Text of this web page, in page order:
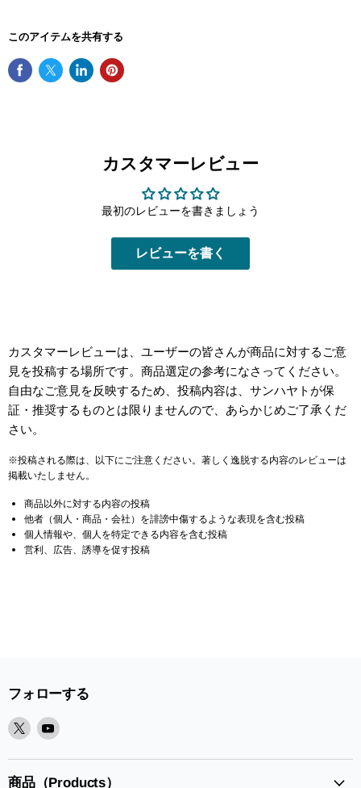
このアイテムを共有する
カスタマーレビュー
最初のレビューを書きましょう
レビューを書く
カスタマーレビューは、ユーザーの皆さんが商品に対するご意
見を投稿する場所です。商品選定の参考になさってください。
自由なご意見を反映するため、投稿内容は、サンハヤトが保
証・推奨するものとは限りませんので、あらかじめご了承くだ
さい。
※投稿される際は、以下にご注意ください。著しく逸脱する内容のレビューは
掲載いたしません。
商品以外に対する内容の投稿
他者（個人・商品・会社）を誹謗中傷するような表現を含む投稿
個人情報や、個人を特定できる内容を含む投稿
営利、広告、誘導を促す投稿
フォローする
X
見
つ
Youtube
見
つ
商品（Products）